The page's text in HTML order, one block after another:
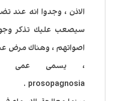
الاذن ، وجدوا انه عند
سيصعب عليك تذكر
اصواتهم ، وهناك مرض
، يسمى عمى
prosopagnosia .